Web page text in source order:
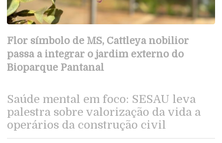
Flor símbolo de MS, Cattleya nobilior
passa a integrar o jardim externo do
Bioparque Pantanal
Saúde mental em foco: SESAU leva
palestra sobre valorização da vida a
operários da construção civil